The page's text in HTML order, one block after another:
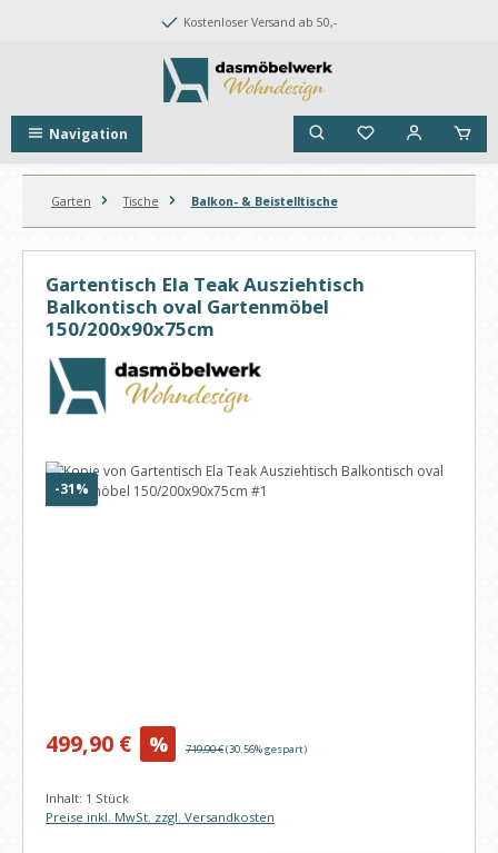
Zum Hauptinhalt springenKostenloser Versand ab 50,-
Navigation
Garten Tische Balkon- & Beistelltische
Gartentisch Ela Teak Ausziehtisch
Balkontisch oval Gartenmöbel
150/200x90x75cm
Bildergalerie überspringen
-31% Rabatt
Verkaufspreis:
499,90 € % Regulärer Preis:
719,90 €(30.56% gespart)
Inhalt: 1 Stück
Preise inkl. MwSt. zzgl. Versandkosten